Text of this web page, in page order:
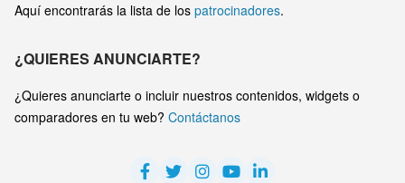
Aquí encontrarás la lista de los patrocinadores.
¿QUIERES ANUNCIARTE?
¿Quieres anunciarte o incluir nuestros contenidos, widgets o
comparadores en tu web? Contáctanos